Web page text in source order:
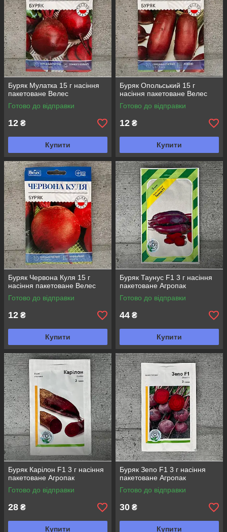
Буряк Мулатка 15 г насіння
пакетоване Велес
Готово до відправки
12 ₴
Купити
Буряк Опольський 15 г
насіння пакетоване Велес
Готово до відправки
12 ₴
Купити
Буряк Червона Куля 15 г
насіння пакетоване Велес
Готово до відправки
12 ₴
Купити
Буряк Таунус F1 3 г насіння
пакетоване Агропак
Готово до відправки
44 ₴
Купити
Буряк Карілон F1 3 г насіння
пакетоване Агропак
Готово до відправки
28 ₴
Купити
Буряк Зепо F1 3 г насіння
пакетоване Агропак
Готово до відправки
30 ₴
Купити